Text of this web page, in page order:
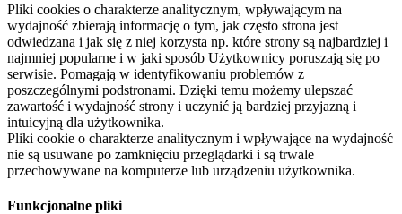
Pliki cookies o charakterze analitycznym, wpływającym na
wydajność zbierają informację o tym, jak często strona jest
odwiedzana i jak się z niej korzysta np. które strony są najbardziej i
najmniej popularne i w jaki sposób Użytkownicy poruszają się po
serwisie. Pomagają w identyfikowaniu problemów z
poszczególnymi podstronami. Dzięki temu możemy ulepszać
zawartość i wydajność strony i uczynić ją bardziej przyjazną i
intuicyjną dla użytkownika.
Pliki cookie o charakterze analitycznym i wpływające na wydajność
nie są usuwane po zamknięciu przeglądarki i są trwale
przechowywane na komputerze lub urządzeniu użytkownika.
Funkcjonalne pliki